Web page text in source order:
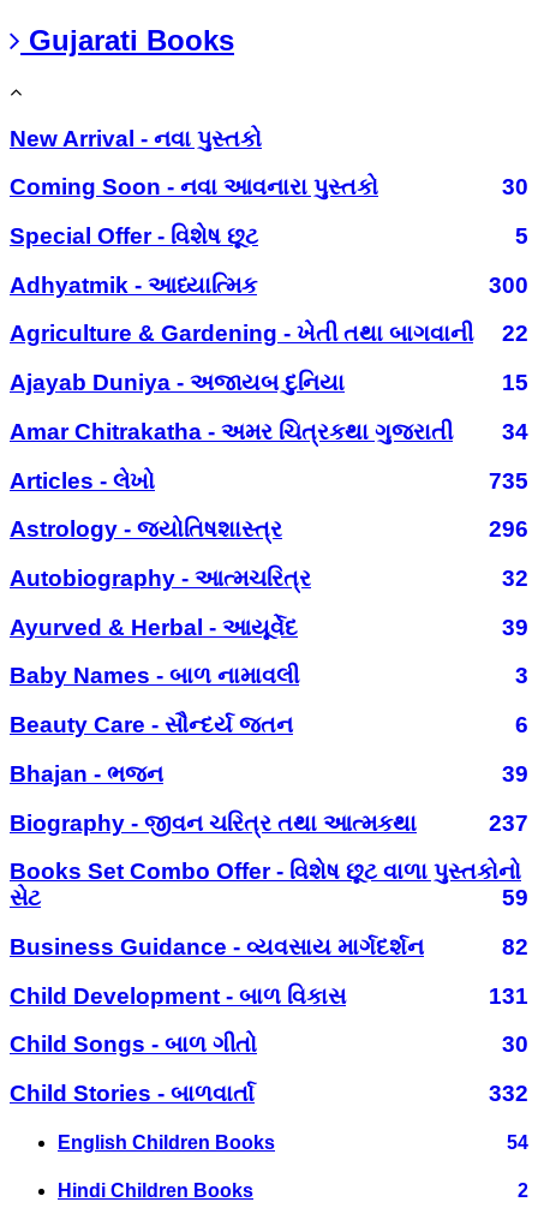
Gujarati Books
New Arrival - નવા પુસ્તકો
Coming Soon - નવા આવનારા પુસ્તકો
30
Special Offer - વિશેષ છૂટ
5
Adhyatmik - આધ્યાત્મિક
300
Agriculture & Gardening - ખેતી તથા બાગવાની
22
Ajayab Duniya - અજાયબ દુનિયા
15
Amar Chitrakatha - અમર ચિત્રકથા ગુજરાતી
34
Articles - લેખો
735
Astrology - જ્યોતિષશાસ્ત્ર
296
Autobiography - આત્મચરિત્ર
32
Ayurved & Herbal - આયૂર્વેદ
39
Baby Names - બાળ નામાવલી
3
Beauty Care - સૌન્દર્ય જતન
6
Bhajan - ભજન
39
Biography - જીવન ચરિત્ર તથા આત્મકથા
237
Books Set Combo Offer - વિશેષ છૂટ વાળા પુસ્તકોનો
સેટ
59
Business Guidance - વ્યવસાય માર્ગદર્શન
82
Child Development - બાળ વિકાસ
131
Child Songs - બાળ ગીતો
30
Child Stories - બાળવાર્તા
332
English Children Books 54
Hindi Children Books 2